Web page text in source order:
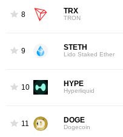
8 TRX
TRON
9 STETH
Lido Staked Ether
10 HYPE
Hyperliquid
11 DOGE
Dogecoin